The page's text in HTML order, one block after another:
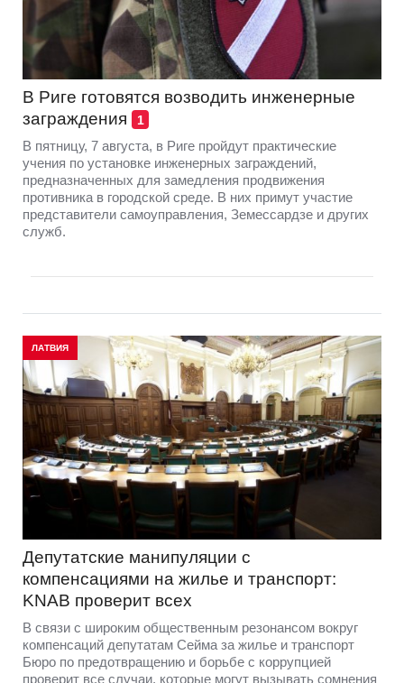
В Риге готовятся возводить инженерные
заграждения
1
В пятницу, 7 августа, в Риге пройдут практические
учения по установке инженерных заграждений,
предназначенных для замедления продвижения
противника в городской среде. В них примут участие
представители самоуправления, Земессардзе и других
служб.
ЛАТВИЯ
Депутатские манипуляции с
компенсациями на жилье и транспорт:
KNAB проверит всех
В связи с широким общественным резонансом вокруг
компенсаций депутатам Сейма за жилье и транспорт
Бюро по предотвращению и борьбе с коррупцией
проверит все случаи, которые могут вызывать сомнения